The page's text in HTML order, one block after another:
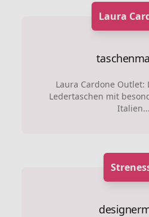
Laura
Laura Cardone Outlet:
Ledertaschen mit
Italien...